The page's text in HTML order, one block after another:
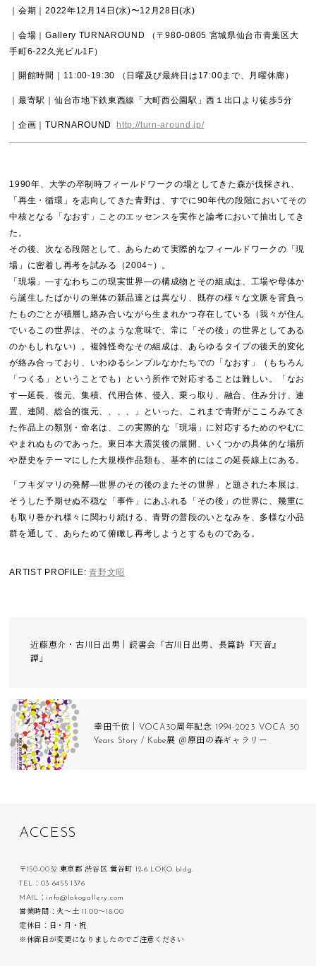
｜会期｜2022年12月14日(水)〜12月28日(水)
｜会場｜Gallery TURNAROUND （〒980-0805 宮城県仙台市青葉区大
手町6-22久光ビル1F）
｜開館時間｜11:00-19:30 （日曜及び最終日は17:00まで、月曜休廊）
｜最寄駅｜仙台市地下鉄東西線「大町西公園駅」西１出口より徒歩5分
｜企画｜TURNAROUND http://turn-around.jp/
1990年、大学の卒制時フィールドワークの場としてきた森が伐採され、
「再生・循環」を志向してきた青野は、すでに90年代の段階においてその
中核となる「なおす」ことのエッセンスを実作と論考において抽出してき
た。
その後、次なる段階として、あらためて実際的なフィールドワークの「現
場」に密着し再考を試みる（2004~）。
「現場」―すなわちこの現実世界―の構成物とその組成は、工場や母体か
ら誕生したばかりの単体の新品達とは異なり、既存の様々な文脈を背負っ
たものごとが積層し絡み合いながら生まれかつ存在している（我々が住ん
でいるこの世界は、そのような意味で、常に「その後」の世界としてある
のかもしれない）。複雑怪奇なその組成は、あらゆるタイプの後天的変化
が絡み合っており、いわゆるシンプルなかたちでの「なおす」（もちろん
「つくる」ということでも）という所作で対応することは難しい。「なお
す―延長、復元、集積、代用合体、侵入、乗っ取り、融合、住み分け、連
置、連関、総合的復元、、、、」といった、これまで青野がこころみてき
た作品上の類別・命名は、この実際的な「現場」に対応するためのやむに
やまれぬものであった。東日本大震災後の展開、いくつかの具体的な場所
や歴史をテーマにした大規模作品類も、基本的にはこの延長線上にある。
「フキダマリの発酵―世界のその後のまたその世界」と題された本展は、
そうした予期せぬ不穏な「事件」にあふれる「その後」の世界に、幾重に
も取り巻かれ様々に関わり続ける、青野の普段のいとなみを、多様な小品
群を通して、あらためて俯瞰し再考しようとするものである。
ARTIST PROFILE:青野文昭
近藤恵介・古川日出男｜読書会「古川日出男、長篇詩『天音』
譚」
幸田千依｜VOCA30周年記念 1994-2023 VOCA 30
Years Story / Kobe展 ＠原田の森ギャラリー
ACC ESS
〒150-0032 東京都 渋谷区 鶯谷町 12-6 LOKO bldg.
TEL：03 6455 1376
MAIL：info@lokogallery.com
営業時間：火〜土 11:00〜18:00
定休日：日・月・祝
※休廊日が変更になりましたのでご注意ください